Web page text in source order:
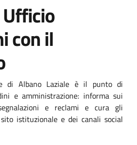
Ufficio
con il
di Albano Laziale è il punto di
e amministrazione: informa sui
e reclami e cura gli
istituzionale e dei canali social